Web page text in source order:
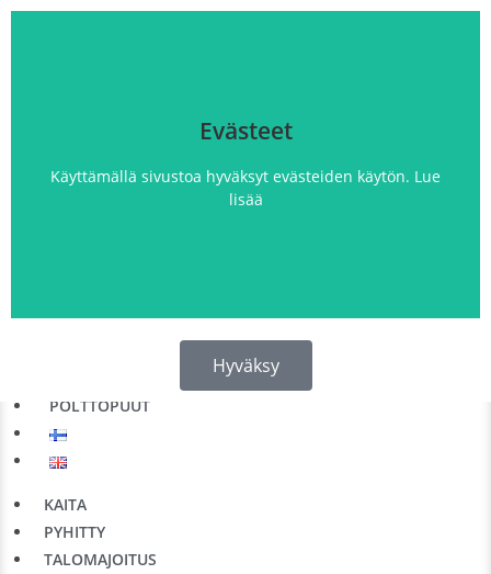
PALVELUT
POLTTOPUUT
KAITA
PYHITTY
TALOMAJOITUS
Evästeet
Käyttämällä sivustoa hyväksyt evästeiden käytön.​ Lue
lisää
Evästeet ovat tarpeellisia Kaijonselän mökit -sivuston
toimivuudelle ja turvalliselle varauksen tekemiselle.
Evästeiden avulla analysoimme sivuston käyttöä ja
parannamme käyttökokemusta. Tietoja ei käytetä
halutessasi kieltää evästeiden käytön selaimesi
asetuksista, mutta se voi haitata sivuston
Hyväksy